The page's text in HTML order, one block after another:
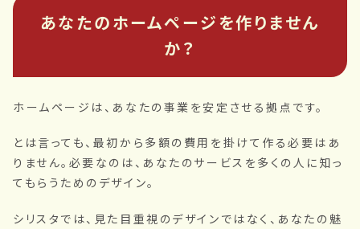
あなたのホームページを作りません
か？
ホームページは、あなたの事業を安定させる拠点です。
とは言っても、最初から多額の費用を掛けて作る必要はあ
りません。必要なのは、あなたのサービスを多くの人に知っ
てもらうためのデザイン。
シリスタでは、見た目重視のデザインではなく、あなたの魅